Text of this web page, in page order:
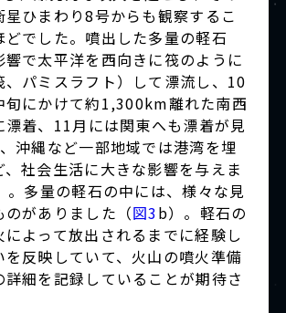
ひまわり8号からも観察するこ
どでした。噴出した多量の軽石
響で太平洋を西向きに筏のように
、パミスラフト）して漂流し、10
旬にかけて約1,300km離れた南西
漂着、11月には関東へも漂着が見
沖縄など一部地域では港湾を埋
社会生活に大きな影響を与えま
。多量の軽石の中には、様々な見
のがありました（図3b）。軽石の
よって放出されるまでに経験し
を反映していて、火山の噴火準備
細を記録していることが期待さ